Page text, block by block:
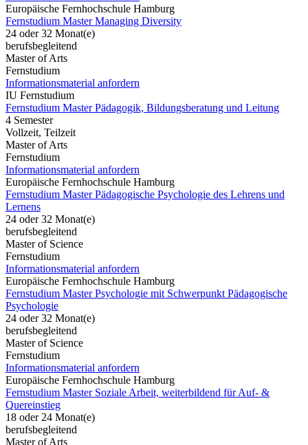
Europäische Fernhochschule Hamburg
Fernstudium Master Managing Diversity
24 oder 32 Monat(e)
berufsbegleitend
Master of Arts
Fernstudium
Informationsmaterial anfordern
IU Fernstudium
Fernstudium Master Pädagogik, Bildungsberatung und Leitung
4 Semester
Vollzeit, Teilzeit
Master of Arts
Fernstudium
Informationsmaterial anfordern
Europäische Fernhochschule Hamburg
Fernstudium Master Pädagogische Psychologie des Lehrens und
Lernens
24 oder 32 Monat(e)
berufsbegleitend
Master of Science
Fernstudium
Informationsmaterial anfordern
Europäische Fernhochschule Hamburg
Fernstudium Master Psychologie mit Schwerpunkt Pädagogische
Psychologie
24 oder 32 Monat(e)
berufsbegleitend
Master of Science
Fernstudium
Informationsmaterial anfordern
Europäische Fernhochschule Hamburg
Fernstudium Master Soziale Arbeit, weiterbildend für Auf- &
Quereinstieg
18 oder 24 Monat(e)
berufsbegleitend
Master of Arts